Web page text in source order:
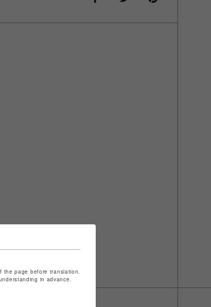
the page before translation.
in advance.